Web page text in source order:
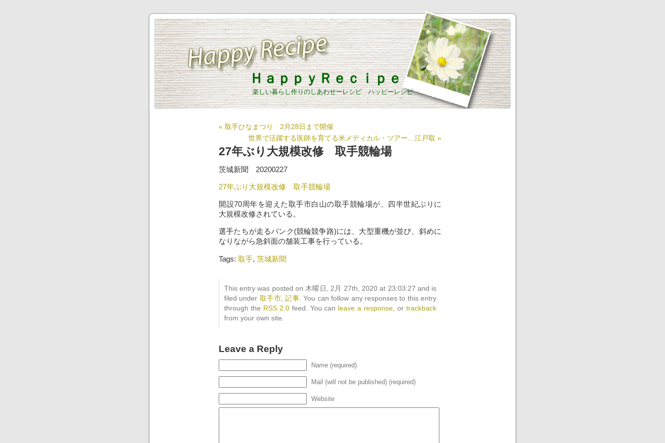
ＨａｐｐｙＲｅｃｉｐｅ
楽しい暮らし作りのしあわせーレシピ ハッピーレシピ
« 取手ひなまつり 2月28日まで開催
世界で活躍する医師を育てる米メディカル・ツアー…江戸取 »
27年ぶり大規模改修 取手競輪場
茨城新聞 20200227
27年ぶり大規模改修 取手競輪場
開設70周年を迎えた取手市白山の取手競輪場が、四半世紀ぶりに
大規模改修されている。
選手たちが走るバンク(競輪競争路)には、大型重機が並び、斜めに
なりながら急斜面の舗装工事を行っている。
Tags: 取手, 茨城新聞
This entry was posted on 木曜日, 2月 27th, 2020 at 23:03:27 and is
filed under 取手市,記事 . You can follow any responses to this entry
through the RSS 2.0feed. You can leave a response , ortrackback
from your own site.
Leave a Reply
Name (required)
Mail (will not be published) (required)
Website